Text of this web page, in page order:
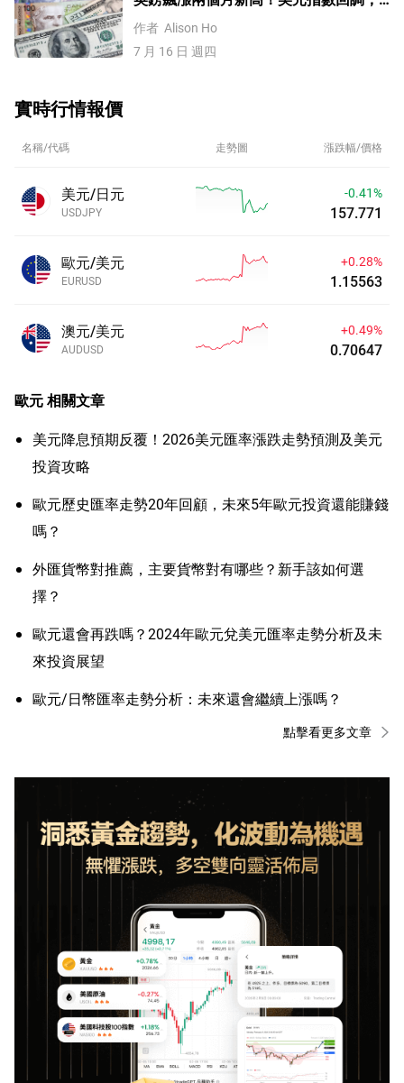
通膨降溫打壓聯準會升息
作者 Alison Ho
7 月 16 日 週四
實時行情報價
名稱/代碼 走勢圖 漲跌幅/價格
美元/日元
USDJPY
-0.41%
157.771
歐元/美元
EURUSD
+0.28%
1.15563
澳元/美元
AUDUSD
+0.49%
0.70647
歐元相關文章
美元降息預期反覆！2026美元匯率漲跌走勢預測及美元
投資攻略
歐元歷史匯率走勢20年回顧，未來5年歐元投資還能賺錢
嗎？
外匯貨幣對推薦，主要貨幣對有哪些？新手該如何選
擇？
歐元還會再跌嗎？2024年歐元兌美元匯率走勢分析及未
來投資展望
歐元/日幣匯率走勢分析：未來還會繼續上漲嗎？
點擊看更多文章